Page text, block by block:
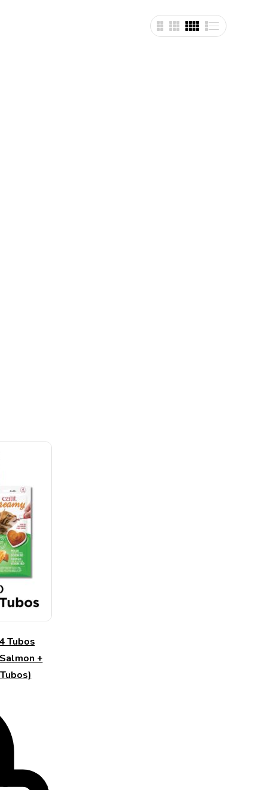
Tubos
+